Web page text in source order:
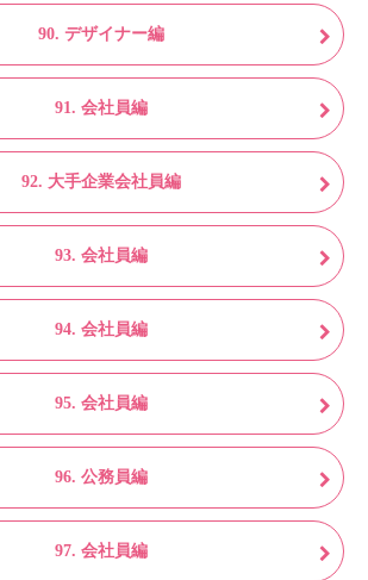
90. デザイナー編
91. 会社員編
92. 大手企業会社員編
93. 会社員編
94. 会社員編
95. 会社員編
96. 公務員編
97. 会社員編